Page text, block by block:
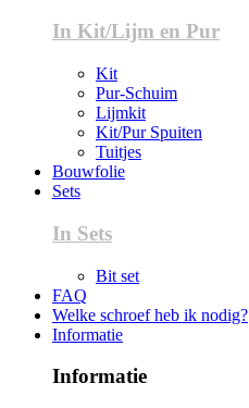
In Kit/Lijm en Pur
Kit
Pur-Schuim
Lijmkit
Kit/Pur Spuiten
Tuitjes
Bouwfolie
Sets
In Sets
Bit set
FAQ
Welke schroef heb ik nodig?
Informatie
Informatie